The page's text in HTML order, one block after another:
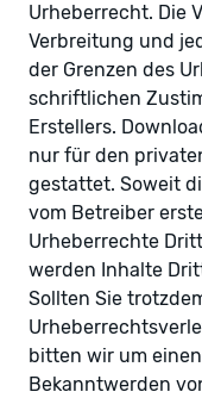
Urheberrecht. Die
Verbreitung und
der Grenzen des
schriftlichen
Erstellers.
nur für den
gestattet. Soweit
vom Betreiber
Urheberrechte
werden Inhalte
Sollten Sie
bitten wir um
Bekanntwerden